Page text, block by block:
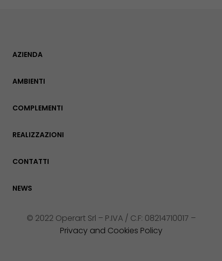
AZIENDA
AMBIENTI
COMPLEMENTI
REALIZZAZIONI
CONTATTI
NEWS
© 2022 Operart Srl – P.IVA / C.F: 08214710017 –
Privacy and Cookies Policy